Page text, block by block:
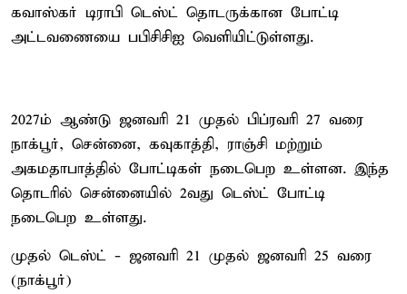
கவாஸ்கர் டிராபி டெஸ்ட் தொடருக்கான போட்டி
அட்டவணையை பபிசிசிஐ வெளியிட்டுள்ளது.
2027ம் ஆண்டு ஜனவரி 21 முதல் பிப்ரவரி 27 வரை
நாக்பூர், சென்னை, கவுகாத்தி, ராஞ்சி மற்றும்
அகமதாபாத்தில் போட்டிகள் நடைபெற உள்ளன. இந்த
தொடரில் சென்னையில் 2வது டெஸ்ட் போட்டி
நடைபெற உள்ளது.
முதல் டெஸ்ட் - ஜனவரி 21 முதல் ஜனவரி 25 வரை
(நாக்பூர்)